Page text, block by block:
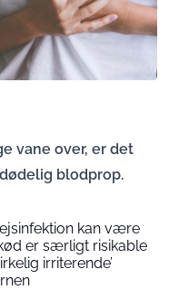
vane over, er det
blodprop.
kan være
er særligt risikable
irriterende’